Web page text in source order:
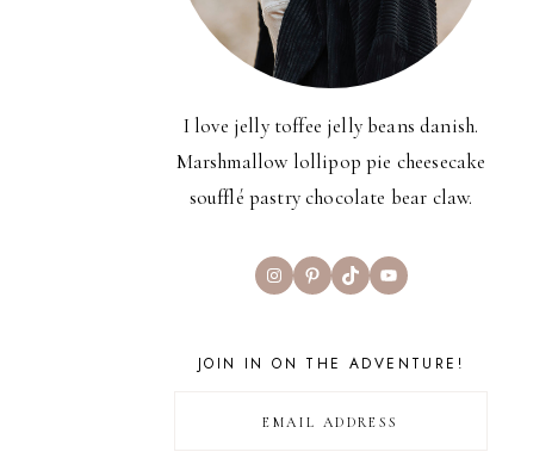
I love jelly toffee jelly beans danish.
Marshmallow lollipop pie cheesecake
soufflé pastry chocolate bear claw.
InstagramPinterest
TikTokYouTube
JOIN IN ON THE ADVENTURE!